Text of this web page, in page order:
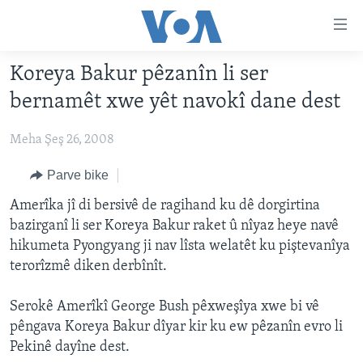
Yekser
here
naveroka
Yekser
serekî
Yekser
here
Lêgerînê
DESTPÊK
VÎDYO GALERÎ
FOTO GALERÎ
RADYO
HEVPEYVÎN
HERÊMÊN KURDAN
AMERÎKA
TIRKÎYE
SÛRÎYE
ÎRAQ
ROJHILATA NAVÎN
CÎHAN
Koreya Bakur pêzanîn li ser
bernamêt xwe yêt navokî dane dest
Meha Şeş 26, 2008
Parve bike
Amerîka jî di bersivê de ragihand ku dê dorgirtina
bazirganî li ser Koreya Bakur raket û nîyaz heye navê
hikumeta Pyongyang ji nav lîsta welatêt ku piştevanîya
terorîzmê diken derbînît.
Serokê Amerîkî George Bush pêxweşîya xwe bi vê
pêngava Koreya Bakur dîyar kir ku ew pêzanîn evro li
Pekinê dayîne dest.